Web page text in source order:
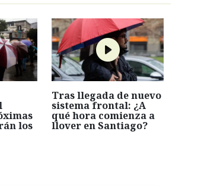
los
Tras llegada de nuevo
sistema frontal: ¿A
qué hora comienza a
llover en Santiago?